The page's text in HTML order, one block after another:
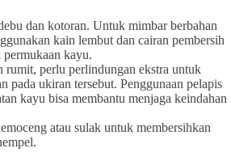
dan kotoran. Untuk mimbar berbahan
kain lembut dan cairan pembersih
kayu.
rumit, perlu perlindungan ekstra untuk
pada ukiran tersebut. Penggunaan pelapis
kayu bisa membantu menjaga keindahan
atau sulak untuk membersihkan